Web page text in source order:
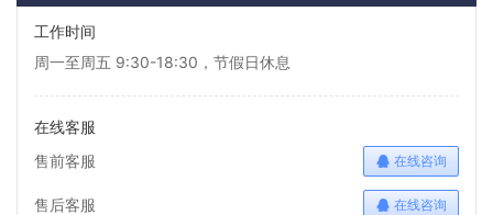
工作时间
周一至周五 9:30-18:30，节假日休息
在线客服
售前客服
在线咨询
售后客服 在线咨询